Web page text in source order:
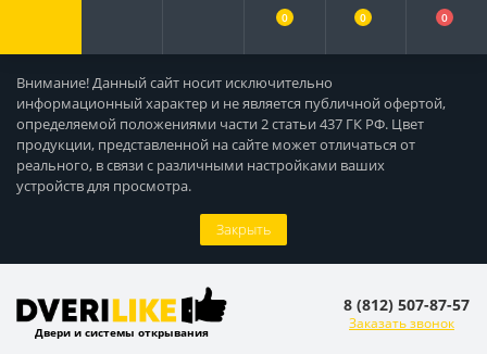
Внимание! Данный сайт носит исключительно
информационный характер и не является публичной офертой,
определяемой положениями части 2 статьи 437 ГК РФ. Цвет
продукции, представленной на сайте может отличаться от
реального, в связи с различными настройками ваших
устройств для просмотра.
Закрыть
0 0 0
Двери и системы открывания
8 (812) 507-87-57
Заказать звонок